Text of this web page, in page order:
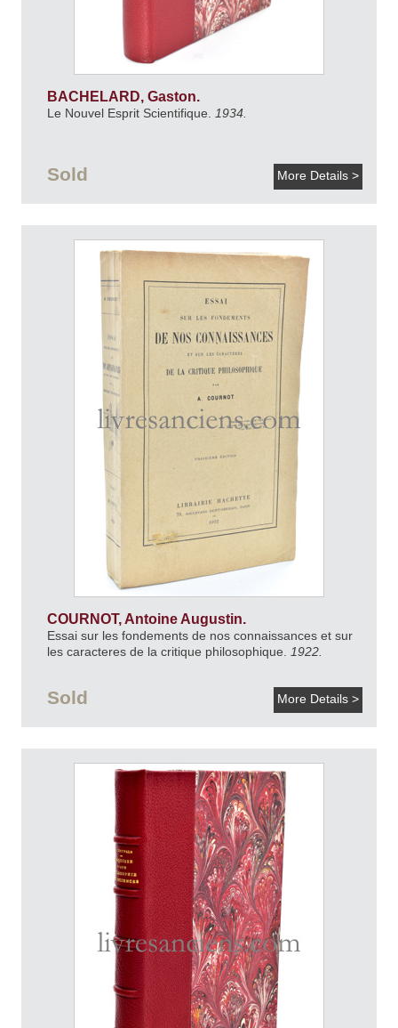
BACHELARD, Gaston.
Le Nouvel Esprit Scientifique. 1934.
Sold More Details >
COURNOT, Antoine Augustin.
Essai sur les fondements de nos connaissances et sur
les caracteres de la critique philosophique.
1922.
Sold More Details >